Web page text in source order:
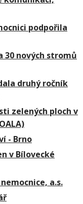
podpořila
30 nových stromů
druhý ročník
zelených ploch v
- Brno
v Bílovecké
a.s.